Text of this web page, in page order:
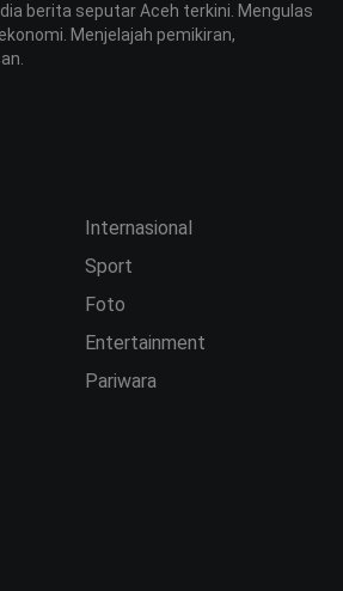
berita seputar Aceh terkini. Mengulas
Menjelajah pemikiran,
Internasional
Sport
Foto
Entertainment
Pariwara